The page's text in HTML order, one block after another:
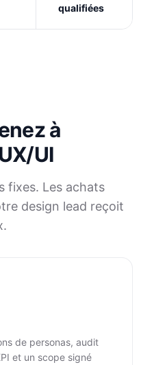
qualifiées
à
UI
fixes. Les achats
design lead reçoit
de personas, audit
et un scope signé